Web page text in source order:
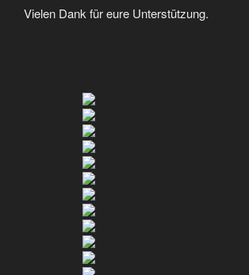
Vielen Dank für eure Unterstützung.